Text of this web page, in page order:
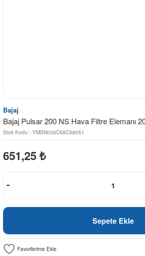
Bajaj
Bajaj Pulsar 200 NS Hava Filtre Elemanı
Stok Kodu : YMSN036C58C58051
651,25 ₺
Sepete Ekle